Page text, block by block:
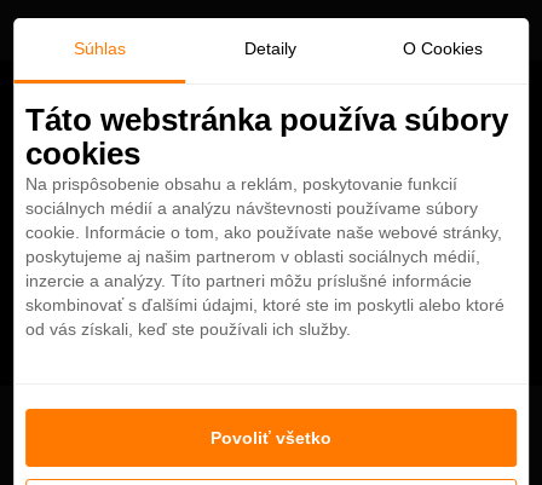
One & Only Le Saint Géran
Súhlas Detaily O Cookies
Táto webstránka používa súbory
cookies
Na prispôsobenie obsahu a reklám, poskytovanie funkcií
sociálnych médií a analýzu návštevnosti používame súbory
cookie. Informácie o tom, ako používate naše webové stránky,
poskytujeme aj našim partnerom v oblasti sociálnych médií,
inzercie a analýzy. Títo partneri môžu príslušné informácie
skombinovať s ďalšími údajmi, ktoré ste im poskytli alebo ktoré
od vás získali, keď ste používali ich služby.
Povoliť všetko